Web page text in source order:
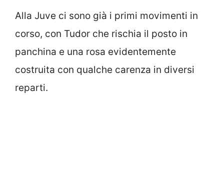
Alla Juve ci sono già i primi movimenti in
corso, con Tudor che rischia il posto in
panchina e una rosa evidentemente
costruita con qualche carenza in diversi
reparti.